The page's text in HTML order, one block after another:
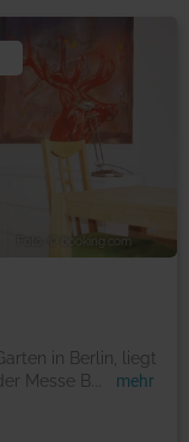
Foto: © booking.com
in Berlin, liegt
Messe B
mehr